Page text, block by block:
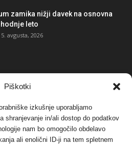
Piškotki
izkušnje uporabljamo
shranjevanje in/ali dostop do podatkov
nam bo omogočilo obdelavo
ali enolični ID-ji na tem spletnem
zamika nižji davek na osnovna
leto
5. avgusta, 2026
vetrnim elektrarnam na Ojstrici, v
bolj...
12. maja, 2017